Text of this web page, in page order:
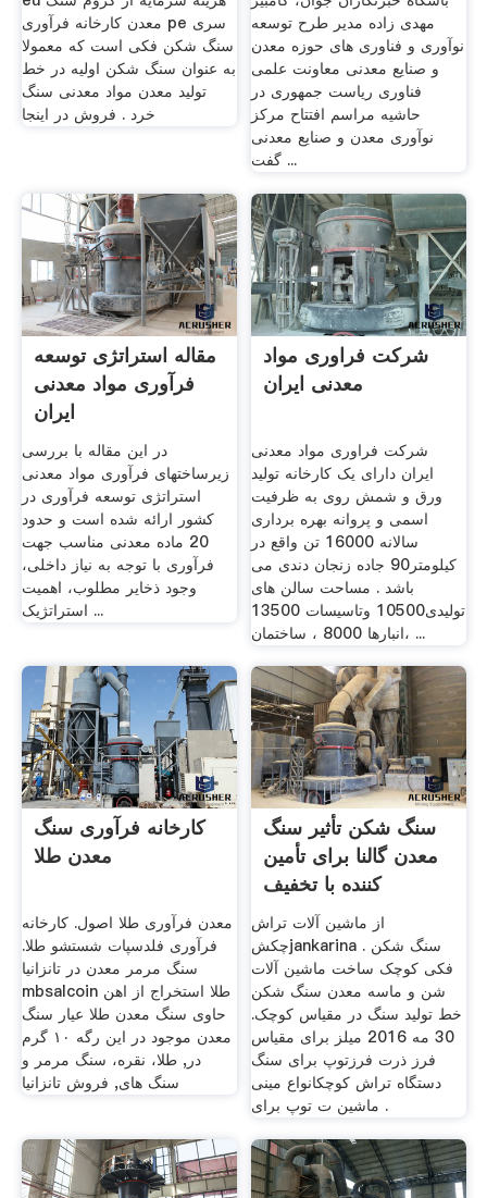
معدن کارخانه فرآوری pe سری
سنگ شکن فکی است که معمولا
به عنوان سنگ شکن اولیه در خط
تولید معدن مواد معدنی سنگ
خرد . فروش در اینجا
مهدی زاده مدیر طرح توسعه
نوآوری و فناوری های حوزه معدن
و صنایع معدنی معاونت علمی
فناوری ریاست جمهوری در
حاشیه مراسم افتتاح مرکز
نوآوری معدن و صنایع معدنی
گفت ...
مقاله استراتژی توسعه
فرآوری مواد معدنی
ایران
در این مقاله با بررسی
زیرساختهای فرآوری مواد معدنی
استراتژی توسعه فرآوری در
کشور ارائه شده است و حدود
20 ماده معدنی مناسب جهت
فرآوری با توجه به نیاز داخلی،
وجود ذخایر مطلوب، اهمیت
استراتژیک ...
شرکت فراوری مواد
معدنی ایران
شرکت فراوری مواد معدنی
ایران دارای یک کارخانه تولید
ورق و شمش روی به ظرفیت
اسمی و پروانه بهره برداری
سالانه 16000 تن واقع در
کیلومتر90 جاده زنجان دندی می
باشد . مساحت سالن های
تولیدی10500 وتاسیسات 13500
،انبارها 8000 ، ساختمان ...
کارخانه فرآوری سنگ
معدن طلا
معدن فرآوری طلا اصول. کارخانه
فرآوری فلدسپات شستشو طلا.
سنگ مرمر معدن در تانزانیا
mbsalcoin طلا استخراج از اهن
حاوی سنگ معدن طلا عیار سنگ
معدن موجود در این رگه ۱۰ گرم
در, طلا، نقره، سنگ مرمر و
سنگ های, فروش تانزانیا
سنگ شکن تأثیر سنگ
معدن گالنا برای تأمین
کننده با تخفیف
از ماشین آلات تراش
چکشjankarina . سنگ شکن
فکی کوچک ساخت ماشین آلات
شن و ماسه معدن سنگ شکن
خط تولید سنگ در مقیاس کوچک.
30 مه 2016 میلز برای مقیاس
فرز ذرت فرزتوپ برای سنگ
دستگاه تراش کوچکانواع مینی
ماشین ت توپ برای .